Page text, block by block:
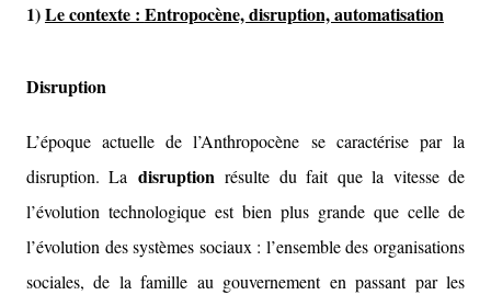
1)Le contexte : Entropocène, disruption, automatisation
Disruption
L’époque actuelle de l’Anthropocène se caractérise par la
disruption. La disruptionrésulte du fait que la vitesse de
l’évolution technologique est bien plus grande que celle de
l’évolution des systèmes sociaux : l’ensemble des organisations
sociales, de la famille au gouvernement en passant par les